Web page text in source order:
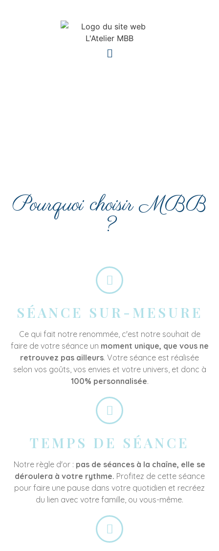
Pourquoi choisir MBB
?
SÉANCE SUR-MESURE
Ce qui fait notre renommée, c'est notre souhait de
faire de votre séance un moment unique, que vous ne
retrouvez pas ailleurs. Votre séance est réalisée
selon vos goûts, vos envies et votre univers, et donc à
100% personnalisée.
TEMPS DE SÉANCE
Notre règle d'or : pas de séances à la chaîne, elle se
déroulera à votre rythme. Profitez de cette séance
pour faire une pause dans votre quotidien et recréez
du lien avec votre famille, ou vous-même.